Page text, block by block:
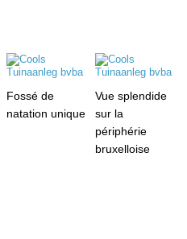
Fossé de
natation unique
Vue splendide
sur la
périphérie
bruxelloise